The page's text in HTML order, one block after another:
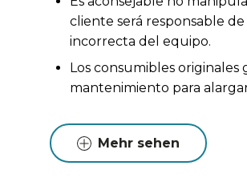
cliente será responsable
incorrecta del equipo.
Los consumibles
mantenimiento para
Mehr sehen